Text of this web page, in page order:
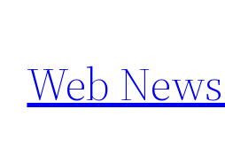
contenu
Web